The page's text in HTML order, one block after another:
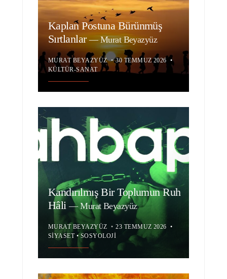
Kaplan Postuna Bürünmüş
Sırtlanlar—Murat Beyazyüz
MURAT BEYAZYÜZ • 30 TEMMUZ 2026 •
KÜLTÜR-SANAT
Kandırılmış Bir Toplumun Ruh
Hâli—Murat Beyazyüz
MURAT BEYAZYÜZ • 23 TEMMUZ 2026 •
SIYASET• SOSYOLOJI